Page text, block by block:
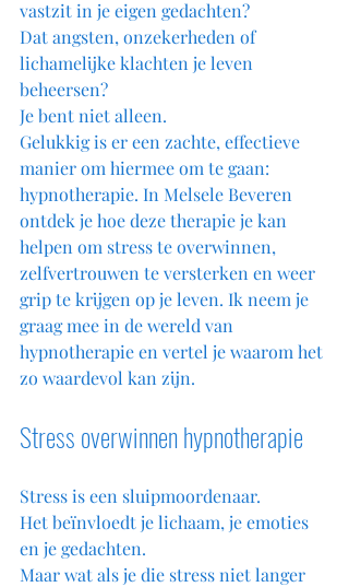
vastzit in je eigen gedachten?
Dat angsten, onzekerheden of
lichamelijke klachten je leven
beheersen?
Je bent niet alleen.
Gelukkig is er een zachte, effectieve
manier om hiermee om te gaan:
hypnotherapie. In Melsele Beveren
ontdek je hoe deze therapie je kan
helpen om stress te overwinnen,
zelfvertrouwen te versterken en weer
grip te krijgen op je leven. Ik neem je
graag mee in de wereld van
hypnotherapie en vertel je waarom het
zo waardevol kan zijn.
Stress overwinnen hypnotherapie
Stress is een sluipmoordenaar.
Het beïnvloedt je lichaam, je emoties
en je gedachten.
Maar wat als je die stress niet langer